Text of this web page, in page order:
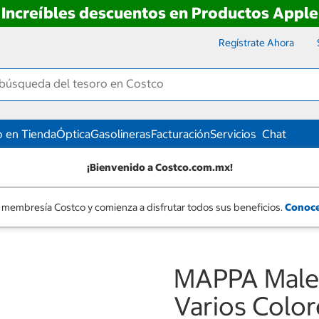
Increíbles descuentos en Productos Apple
Regístrate Ahora
en TiendaÓpticaGasolinerasFacturaciónServicios Chat
¡Bienvenido a Costco.com.mx!
Costco y comienza a disfrutar todos sus beneficios.
MAPPA
Varios